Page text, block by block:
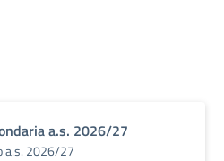
a.s. 2026/27
a.s. 2026/27